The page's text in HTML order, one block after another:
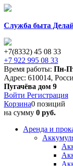
Служба быта
+7(8332) 45 08 33
+7 922 995 08 33
Время работы: Пн-
Адрес: 610014,
Пугачёва дом 9
Войти Регистрация
Корзина0 позиций
на сумму 0 руб.
Аренда и